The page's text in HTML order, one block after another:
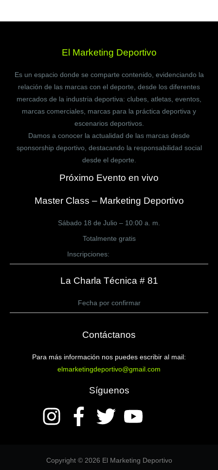
El Marketing Deportivo
Es un espacio donde se comparte contenido, evidenciando la
relación de las marcas con el deporte, desde los diferentes
mercados de la industria deportiva: clubes, atletas, eventos,
marcas comerciales, marcas para la práctica deportiva y
escenarios deportivos.
Damos a conocer la actualidad de las marcas desde
sponsorship deportivo, destacando la responsabilidad social
desde el deporte.
Próximo Evento en vivo
Master Class – Marketing Deportivo
Sábado 18 de Julio – 10:00 a. m.
Totalmente gratis
Inscripciones:
La Charla Técnica # 81
Fecha por confirmar
Contáctanos
Para más información nos puedes escribir al mail:
elmarketingdeportivo@gmail.com
Síguenos
Copyright © 2026 El Marketing Deportivo